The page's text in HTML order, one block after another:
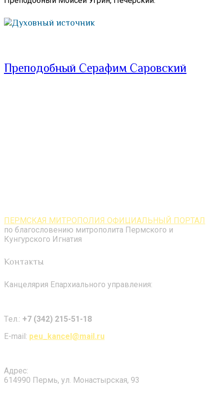
Духовный источник
Преподобный Серафим Саровский
ПЕРМСКАЯ МИТРОПОЛИЯ ОФИЦИАЛЬНЫЙ ПОРТАЛ
по благословению митрополита Пермского и
Кунгурского Игнатия
Контакты
Канцелярия Епархиального управления:
Tел.: +7 (342) 215-51-18
E-mail: peu_kancel@mail.ru
Адрес:
614990 Пермь, ул. Монастырская, 93